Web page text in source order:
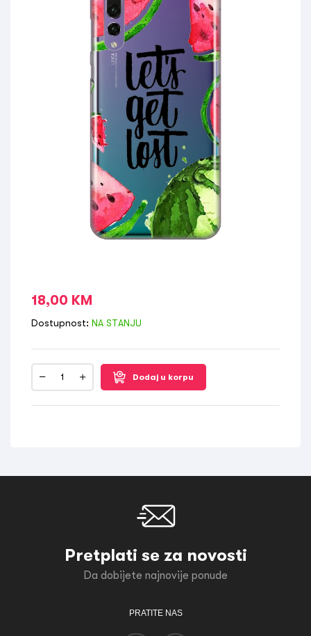
18,00 KM
Dostupnost: NA STANJU
Dodaj u korpu
Pretplati se za novosti
Da dobijete najnovije ponude
PRATITE NAS